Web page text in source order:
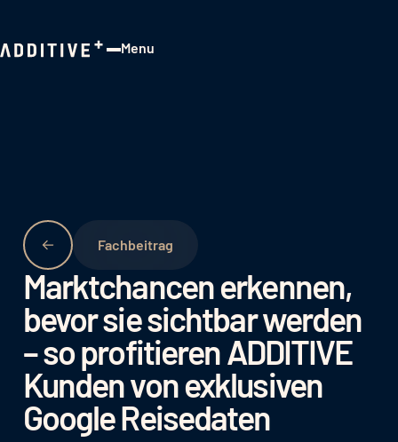
Menu
Fachbeitrag
Marktchancen erkennen,
bevor sie sichtbar werden
– so profitieren ADDITIVE
Kunden von exklusiven
Google Reisedaten